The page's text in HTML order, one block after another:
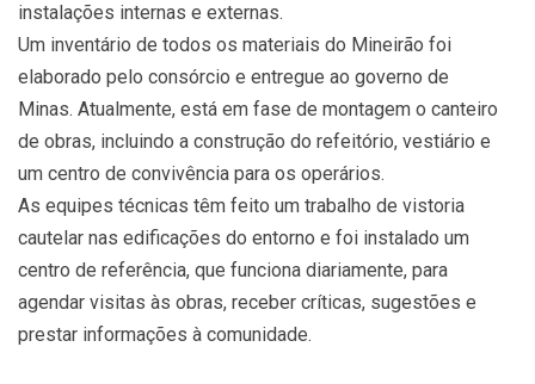
instalações internas e externas.
Um inventário de todos os materiais do Mineirão foi
elaborado pelo consórcio e entregue ao governo de
Minas. Atualmente, está em fase de montagem o canteiro
de obras, incluindo a construção do refeitório, vestiário e
um centro de convivência para os operários.
As equipes técnicas têm feito um trabalho de vistoria
cautelar nas edificações do entorno e foi instalado um
centro de referência, que funciona diariamente, para
agendar visitas às obras, receber críticas, sugestões e
prestar informações à comunidade.